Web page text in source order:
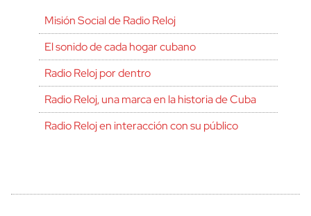
Misión Social de Radio Reloj
El sonido de cada hogar cubano
Radio Reloj por dentro
Radio Reloj, una marca en la historia de Cuba
Radio Reloj en interacción con su público